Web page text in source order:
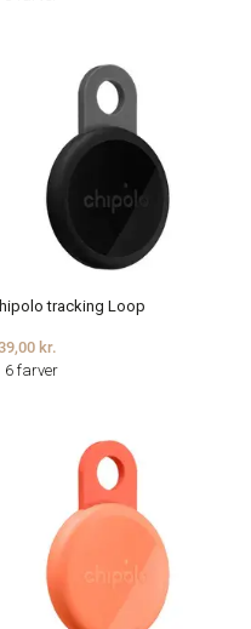
tracking Loop
kr.
6 farver